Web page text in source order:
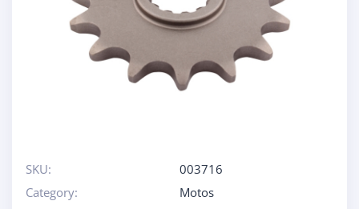
SKU:
003716
Category:
Motos